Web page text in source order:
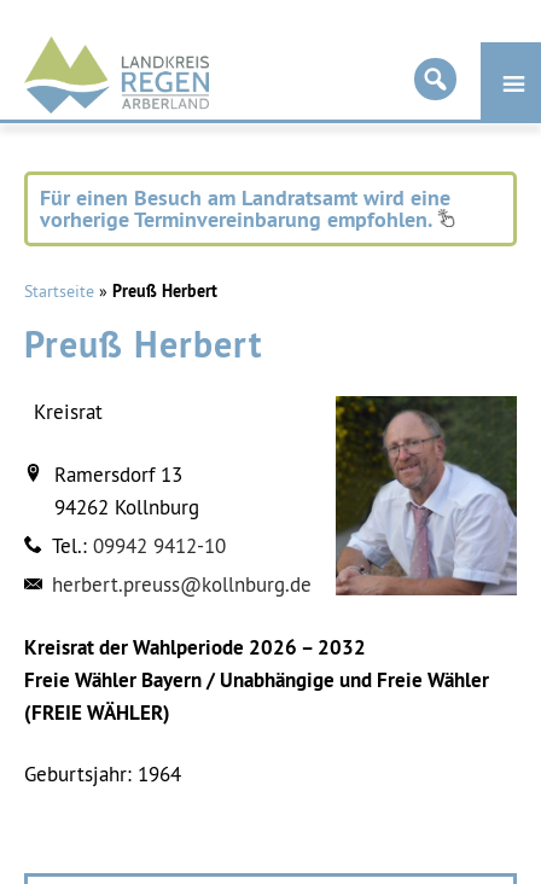
Landkreis
Regen
Für einen Besuch am Landratsamt wird eine
vorherige Terminvereinbarung empfohlen.
Startseite » Preuß Herbert
Preuß Herbert
Kreisrat
Ramersdorf 13
94262 Kollnburg
Tel.: 09942 9412-10
herbert.preuss@kollnburg.de
Kreisrat der Wahlperiode 2026 – 2032
Freie Wähler Bayern / Unabhängige und Freie Wähler
(FREIE WÄHLER)
Geburtsjahr: 1964